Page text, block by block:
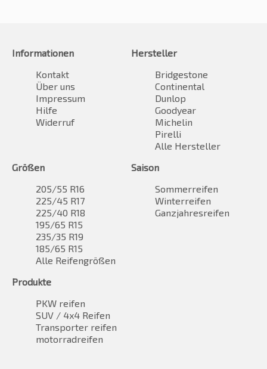
Informationen
Kontakt
Über uns
Impressum
Hilfe
Widerruf
Hersteller
Bridgestone
Continental
Dunlop
Goodyear
Michelin
Pirelli
Alle Hersteller
Größen
205/55 R16
225/45 R17
225/40 R18
195/65 R15
235/35 R19
185/65 R15
Alle Reifengrößen
Saison
Sommerreifen
Winterreifen
Ganzjahresreifen
Produkte
PKW reifen
SUV / 4x4 Reifen
Transporter reifen
motorradreifen